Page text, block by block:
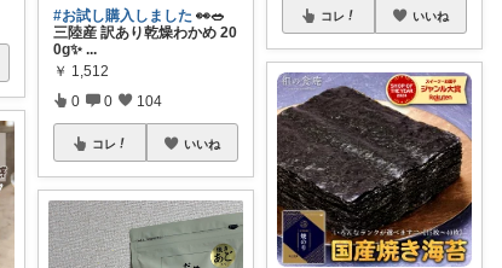
#お試し購入しました 👀🥗
三陸産 訳あり乾燥わかめ 20
0g✨ ...
￥ 1,512
0 0 104
コレ いいね
コレ いいね